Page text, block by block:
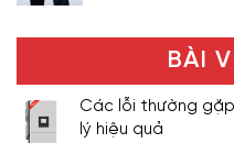
BÀI
Các lỗi thường
lý hiệu quả